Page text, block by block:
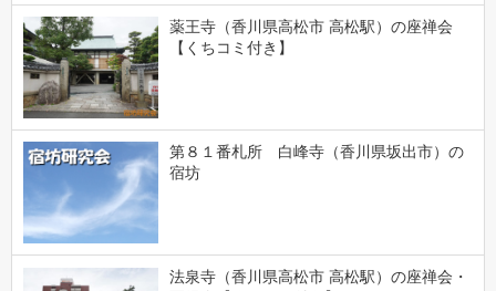
薬王寺（香川県高松市 高松駅）の座禅会
【くちコミ付き】
第８１番札所 白峰寺（香川県坂出市）の
宿坊
法泉寺（香川県高松市 高松駅）の座禅会・